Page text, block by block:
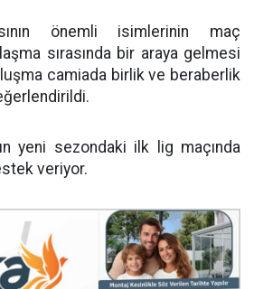
önemli isimlerinin maç
sırasında bir araya gelmesi
camiada birlik ve beraberlik
yeni sezondaki ilk lig maçında
veriyor.